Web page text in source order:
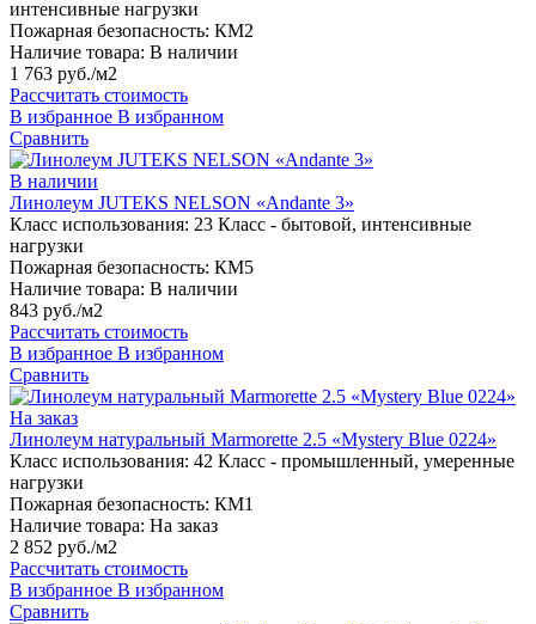
интенсивные нагрузки
Пожарная безопасность: КМ2
Наличие товара: В наличии
1 763 руб./м2
Рассчитать стоимость
В избранное В избранном
Сравнить
В наличии
Линолеум JUTEKS NELSON «Andante 3»
Класс использования: 23 Класс - бытовой, интенсивные
нагрузки
Пожарная безопасность: КМ5
Наличие товара: В наличии
843 руб./м2
Рассчитать стоимость
В избранное В избранном
Сравнить
На заказ
Линолеум натуральный Marmorette 2.5 «Mystery Blue 0224»
Класс использования: 42 Класс - промышленный, умеренные
нагрузки
Пожарная безопасность: КМ1
Наличие товара: На заказ
2 852 руб./м2
Рассчитать стоимость
В избранное В избранном
Сравнить